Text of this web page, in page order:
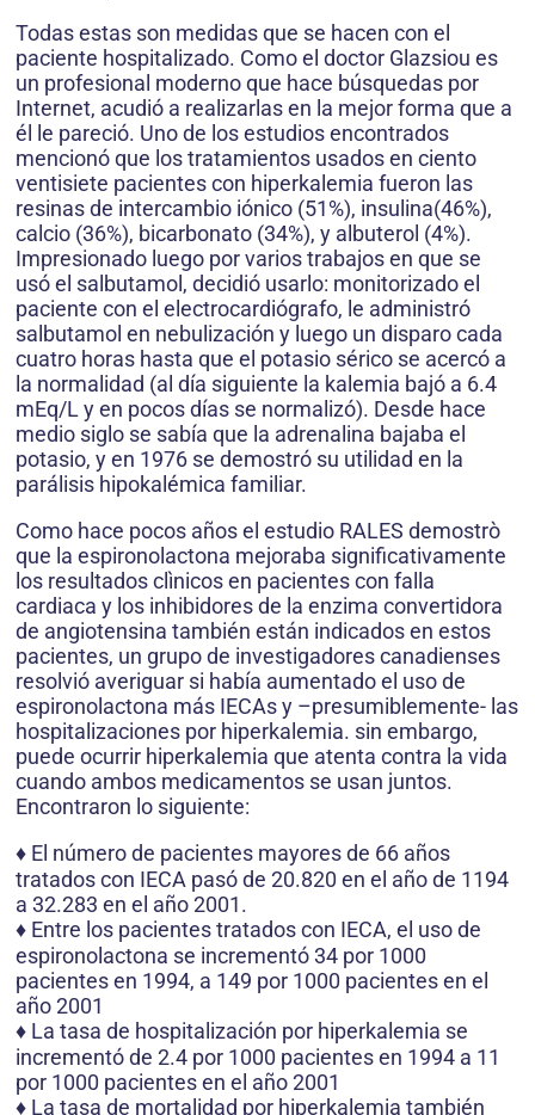
Todas estas son medidas que se hacen con el
paciente hospitalizado. Como el doctor Glazsiou es
un profesional moderno que hace búsquedas por
Internet, acudió a realizarlas en la mejor forma que a
él le pareció. Uno de los estudios encontrados
mencionó que los tratamientos usados en ciento
ventisiete pacientes con hiperkalemia fueron las
resinas de intercambio iónico (51%), insulina(46%),
calcio (36%), bicarbonato (34%), y albuterol (4%).
Impresionado luego por varios trabajos en que se
usó el salbutamol, decidió usarlo: monitorizado el
paciente con el electrocardiógrafo, le administró
salbutamol en nebulización y luego un disparo cada
cuatro horas hasta que el potasio sérico se acercó a
la normalidad (al día siguiente la kalemia bajó a 6.4
mEq/L y en pocos días se normalizó). Desde hace
medio siglo se sabía que la adrenalina bajaba el
potasio, y en 1976 se demostró su utilidad en la
parálisis hipokalémica familiar.
Como hace pocos años el estudio RALES demostrò
que la espironolactona mejoraba significativamente
los resultados clìnicos en pacientes con falla
cardiaca y los inhibidores de la enzima convertidora
de angiotensina también están indicados en estos
pacientes, un grupo de investigadores canadienses
resolvió averiguar si había aumentado el uso de
espironolactona más IECAs y –presumiblemente- las
hospitalizaciones por hiperkalemia. sin embargo,
puede ocurrir hiperkalemia que atenta contra la vida
cuando ambos medicamentos se usan juntos.
Encontraron lo siguiente:
♦ El número de pacientes mayores de 66 años
tratados con IECA pasó de 20.820 en el año de 1194
a 32.283 en el año 2001.
♦ Entre los pacientes tratados con IECA, el uso de
espironolactona se incrementó 34 por 1000
pacientes en 1994, a 149 por 1000 pacientes en el
año 2001
♦ La tasa de hospitalización por hiperkalemia se
incrementó de 2.4 por 1000 pacientes en 1994 a 11
por 1000 pacientes en el año 2001
♦ La tasa de mortalidad por hiperkalemia también